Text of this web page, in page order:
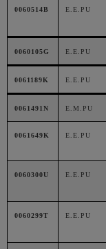
0060514B E.E.PU
0060105G E.E.PU
0061189K E.E.PU
0061491N E.M.PU
0061649K E.E.PU
0060300U E.E.PU
0060299T E.E.PU